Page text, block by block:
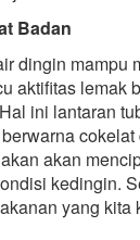
Badan
dingin mampu
aktifitas lemak
ini lantaran
akan
kedingin.
yang kita